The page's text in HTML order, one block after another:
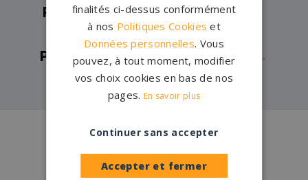
Pompes funèbres - Schirmeck→
Pompes funèbres - Seltz→
Pompes funèbres -Strasbourg→
Conceptionfrançaise
Qui sommes-nous ?
finalités ci-dessus conformément
à nos Politiques Cookies et
Données personnelles. Vous
pouvez, à tout moment, modifier
vos choix cookies en bas de nos
pages. En savoir plus
Accepter et fermer
Continuer sans accepter